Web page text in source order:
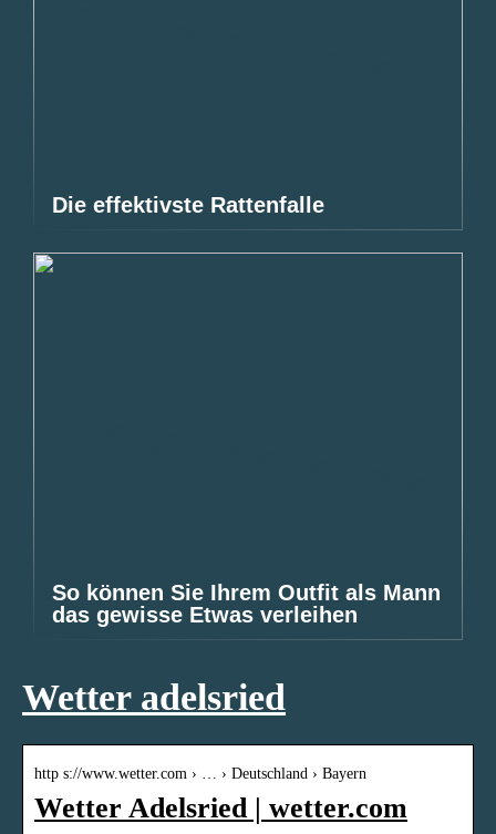
Die effektivste Rattenfalle
So können Sie Ihrem Outfit als Mann
das gewisse Etwas verleihen
Wetter adelsried
http s://www.wetter.com › … › Deutschland › Bayern
Wetter Adelsried | wetter.com